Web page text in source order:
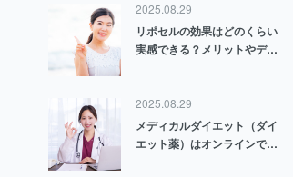
2025.08.29
リポセルの効果はどのくらい
実感できる？メリットやデメ
2025.08.29
メディカルダイエット（ダイ
エット薬）はオンラインでも